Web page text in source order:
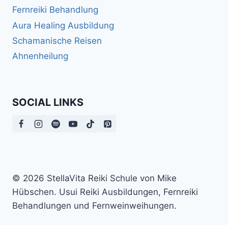
Fernreiki Behandlung
Aura Healing Ausbildung
Schamanische Reisen
Ahnenheilung
SOCIAL LINKS
© 2026 StellaVita Reiki Schule von Mike
Hübschen. Usui Reiki Ausbildungen, Fernreiki
Behandlungen und Fernweinweihungen.